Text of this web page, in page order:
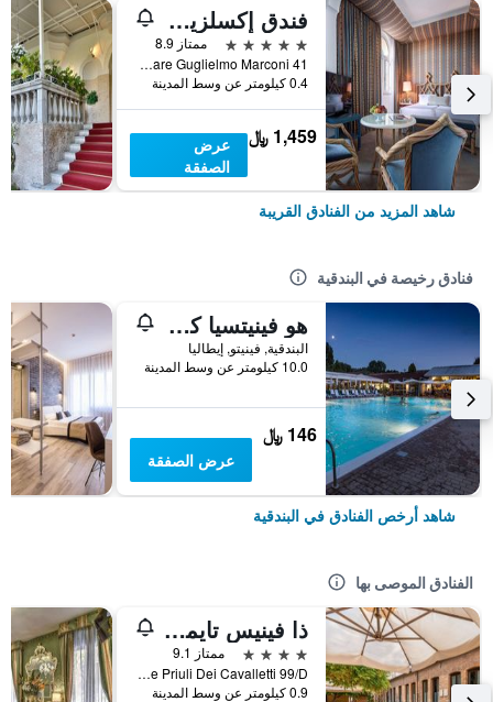
فندق إكسلزيور البندقية
5 نجوم
ممتاز 8.9
Lungomare Guglielmo Marconi 41, البندقية, فينيتو, إيطاليا
0.4 كيلومتر عن وسط المدينة
1,459 ﷼
عرض
الصفقة
شاهد المزيد من الفنادق القريبة
فنادق رخيصة في البندقية
هو فينيتسيا كامبنج إن تاون
البندقية, فينيتو, إيطاليا
10.0 كيلومتر عن وسط المدينة
146 ﷼
عرض الصفقة
شاهد أرخص الفنادق في البندقية
الفنادق الموصى بها
ذا فينيس تايمز هوتل، فينيت كوليكش باي آيتش جي
4 نجوم
ممتاز 9.1
Calle Priuli Dei Cavalletti 99/D, البندقية, فينيتو, إيطاليا
0.9 كيلومتر عن وسط المدينة